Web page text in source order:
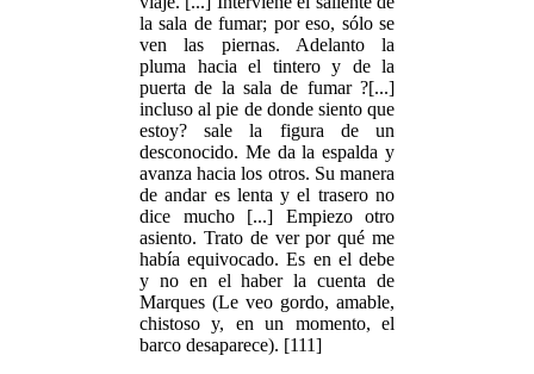
la sala de fumar; por eso, sólo se
ven las piernas. Adelanto la
pluma hacia el tintero y de la
puerta de la sala de fumar ?[...]
incluso al pie de donde siento que
estoy? sale la figura de un
desconocido. Me da la espalda y
avanza hacia los otros. Su manera
de andar es lenta y el trasero no
dice mucho [...] Empiezo otro
asiento. Trato de ver por qué me
había equivocado. Es en el debe
y no en el haber la cuenta de
Marques (Le veo gordo, amable,
chistoso y, en un momento, el
barco desaparece). [111]